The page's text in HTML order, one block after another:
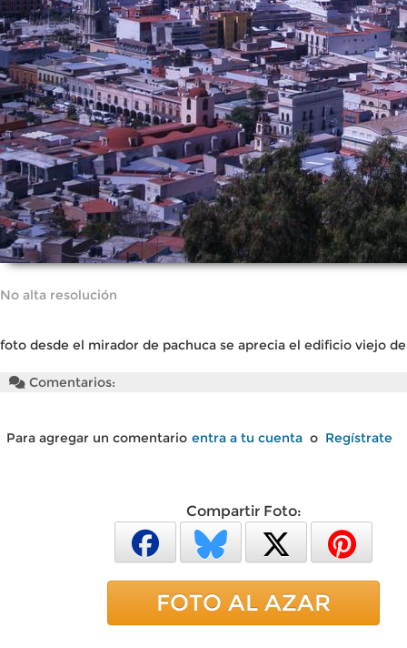
No alta resolución
foto desde el mirador de pachuca se aprecia el edificio viejo
Comentarios:
Para agregar un comentario entra a tu cuenta o Regístrate
Compartir Foto:
FOTO AL AZAR